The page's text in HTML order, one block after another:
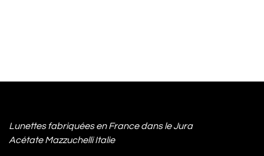
Lunettes fabriquées en France dans le Jura
Acétate Mazzuchelli Italie